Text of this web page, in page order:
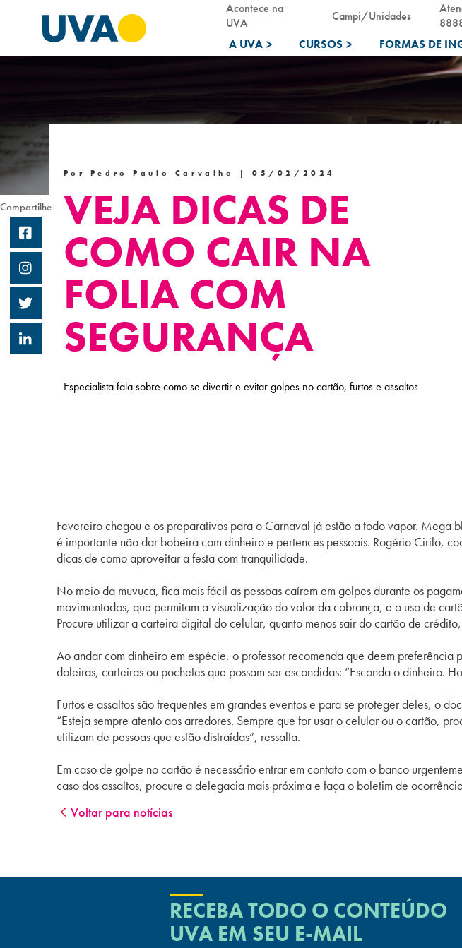
A UVA > CURSOS > FORMAS DE
Acontece na
UVA
Campi/Unidades
Por Pedro Paulo Carvalho |05/02/2024
VEJA DICAS DE
COMO CAIR NA
FOLIA COM
SEGURANÇA
Compartilhe
Especialista fala sobre como se divertir e evitar golpes no cartão, furtos e assaltos
Fevereiro chegou e os preparativos para o Carnaval já estão a todo vapor. Mega
é importante não dar bobeira com dinheiro e pertences pessoais. Rogério Cirilo,
dicas de como aproveitar a festa com tranquilidade.
No meio da muvuca, fica mais fácil as pessoas caírem em golpes durante os
movimentados, que permitam a visualização do valor da cobrança, e o uso de
Procure utilizar a carteira digital do celular, quanto menos sair do cartão de
Ao andar com dinheiro em espécie, o professor recomenda que deem
doleiras, carteiras ou pochetes que possam ser escondidas: “Esconda o dinheiro.
Furtos e assaltos são frequentes em grandes eventos e para se proteger deles, o
“Esteja sempre atento aos arredores. Sempre que for usar o celular ou o cartão,
utilizam de pessoas que estão distraídas”, ressalta.
Em caso de golpe no cartão é necessário entrar em contato com o banco
caso dos assaltos, procure a delegacia mais próxima e faça o boletim de
Voltar para notícias
RECEBA TODO O CONTEÚDO
UVAEM SEU E-MAIL